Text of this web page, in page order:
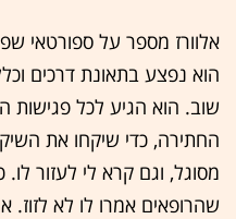
הוא נפצע בתאונת דרכים
שוב. הוא הגיע לכל פגישות
החתירה, כדי שיקחו את
מסוגל, וגם קרא לי לעזור
שהרופאים אמרו לו לא